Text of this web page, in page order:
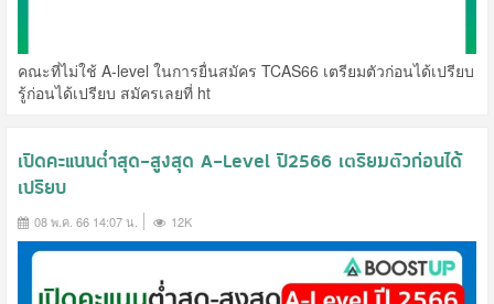
คณะที่ไม่ใช้ A-level ในการยื่นสมัคร TCAS66 เตรียมตัวก่อนได้เปรียบ
รู้ก่อนได้เปรียบ สมัครเลยที่ ht
เปิดคะแนนต่ำสุด-สูงสุด A-Level ปี2566 เตรียมตัวก่อนได้
เปรียบ
08 พ.ค. 66 14:07 น. 12K